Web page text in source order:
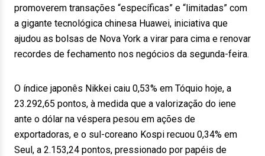
promoverem transações “específicas” e “limitadas” com
a gigante tecnológica chinesa Huawei, iniciativa que
ajudou as bolsas de Nova York a virar para cima e renovar
recordes de fechamento nos negócios da segunda-feira.
O índice japonês Nikkei caiu 0,53% em Tóquio hoje, a
23.292,65 pontos, à medida que a valorização do iene
ante o dólar na véspera pesou em ações de
exportadoras, e o sul-coreano Kospi recuou 0,34% em
Seul, a 2.153,24 pontos, pressionado por papéis de